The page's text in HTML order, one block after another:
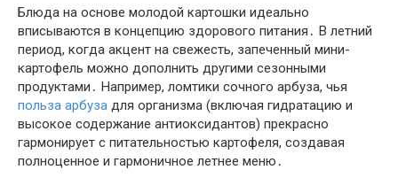
Блюда на основе молодой картошки идеально
вписываются в концепцию здорового питания․ В летний
период, когда акцент на свежесть, запеченный мини-
картофель можно дополнить другими сезонными
продуктами․ Например, ломтики сочного арбуза, чья
польза арбуза для организма (включая гидратацию и
высокое содержание антиоксидантов) прекрасно
гармонирует с питательностью картофеля, создавая
полноценное и гармоничное летнее меню․